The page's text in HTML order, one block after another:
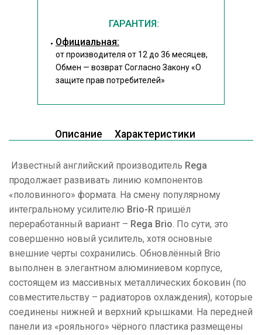
ГАРАНТИЯ:
Официальная:
от производителя от 12 до 36 месяцев,
Обмен — возврат Согласно Закону«О
защите прав потребителей»
Описание Характеристики
Известный английский производитель Rega
продолжает развивать линию компонентов
«половинного» формата. На смену популярному
интегральному усилителю Brio-R пришёл
переработанный вариант – Rega Brio. По сути, это
совершенно новый усилитель, хотя основные
внешние черты сохранились. Обновлённый Brio
выполнен в элегантном алюминиевом корпусе,
состоящем из массивных металлических боковин (по
совместительству – радиаторов охлаждения), которые
соединены нижней и верхний крышками. На передней
панели из «рояльного» чёрного пластика размещены